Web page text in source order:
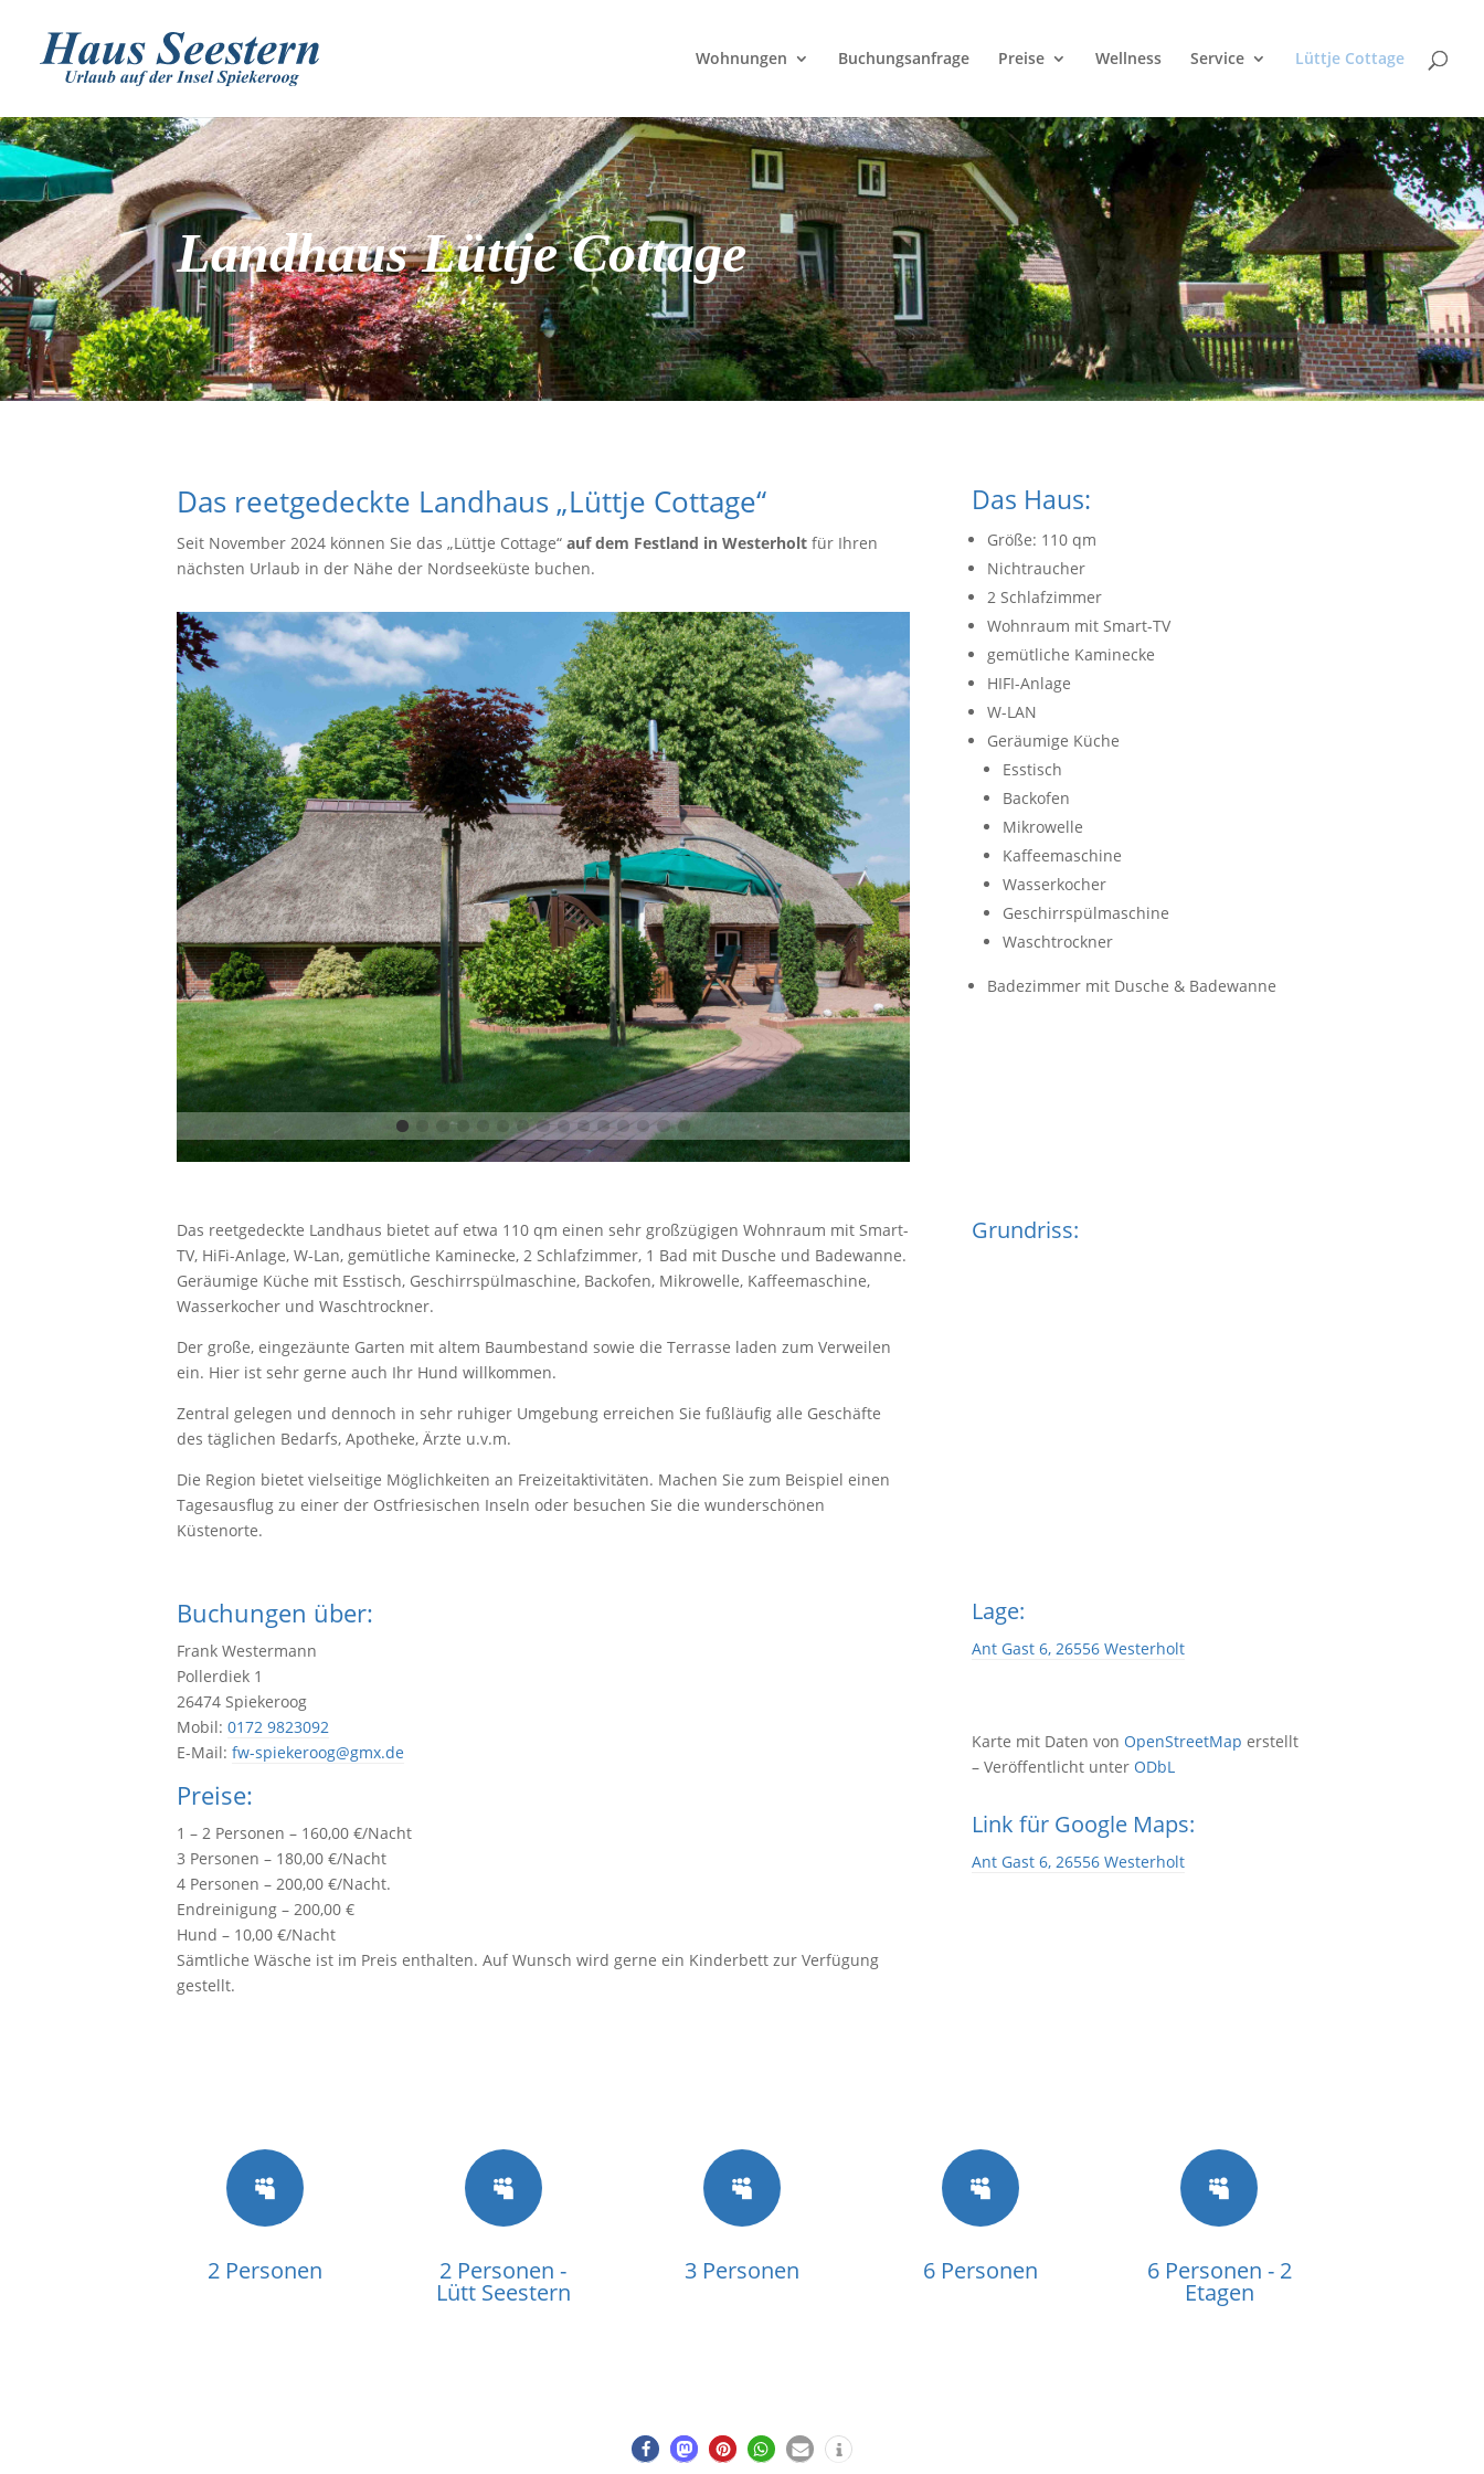
Wohnungen Buchungsanfrage Preise Wellness Service Lüttje Cottage
Landhaus Lüttje Cottage
Das reetgedeckte Landhaus „Lüttje Cottage“
Seit November 2024 können Sie das „Lüttje Cottage“ auf dem Festland in Westerholt für Ihren
nächsten Urlaub in der Nähe der Nordseeküste buchen.
Das Haus:
Größe: 110 qm
Nichtraucher
2 Schlafzimmer
Wohnraum mit Smart-TV
gemütliche Kaminecke
HIFI-Anlage
W-LAN
Geräumige Küche
Esstisch
Backofen
Mikrowelle
Kaffeemaschine
Wasserkocher
Geschirrspülmaschine
Waschtrockner
Badezimmer mit Dusche & Badewanne
Das reetgedeckte Landhaus bietet auf etwa 110 qm einen sehr großzügigen Wohnraum mit Smart-
TV, HiFi-Anlage, W-Lan, gemütliche Kaminecke, 2 Schlafzimmer, 1 Bad mit Dusche und Badewanne.
Geräumige Küche mit Esstisch, Geschirrspülmaschine, Backofen, Mikrowelle, Kaffeemaschine,
Wasserkocher und Waschtrockner.
Der große, eingezäunte Garten mit altem Baumbestand sowie die Terrasse laden zum Verweilen
ein. Hier ist sehr gerne auch Ihr Hund willkommen.
Zentral gelegen und dennoch in sehr ruhiger Umgebung erreichen Sie fußläufig alle Geschäfte
des täglichen Bedarfs, Apotheke, Ärzte u.v.m.
Die Region bietet vielseitige Möglichkeiten an Freizeitaktivitäten. Machen Sie zum Beispiel einen
Tagesausflug zu einer der Ostfriesischen Inseln oder besuchen Sie die wunderschönen
Küstenorte.
Grundriss:
Buchungen über:
Frank Westermann
Pollerdiek 1
26474 Spiekeroog
Mobil: 0172 9823092
E-Mail: fw-spiekeroog@gmx.de
Preise:
1 – 2 Personen – 160,00 €/Nacht
3 Personen – 180,00 €/Nacht
4 Personen – 200,00 €/Nacht.
Endreinigung – 200,00 €
Hund – 10,00 €/Nacht
Sämtliche Wäsche ist im Preis enthalten. Auf Wunsch wird gerne ein Kinderbett zur Verfügung
gestellt.
Lage:
Ant Gast 6, 26556 Westerholt
Karte mit Daten von OpenStreetMap erstellt
– Veröffentlicht unter ODbL
Link für Google Maps:
Ant Gast 6, 26556 Westerholt

2 Personen

2 Personen -
Lütt Seestern

3 Personen

6 Personen

6 Personen - 2
Etagen